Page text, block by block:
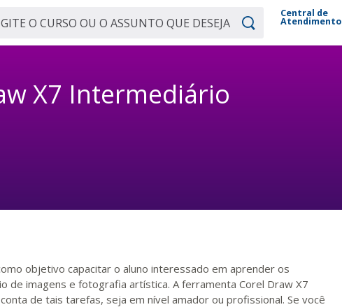
Central de
Atendimento
X7 Intermediário
objetivo capacitar o aluno interessado em aprender os
de imagens e fotografia artística. A ferramenta Corel Draw X7
de tais tarefas, seja em nível amador ou profissional. Se você